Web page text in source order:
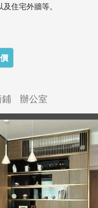
住宅外牆等。
辦公室